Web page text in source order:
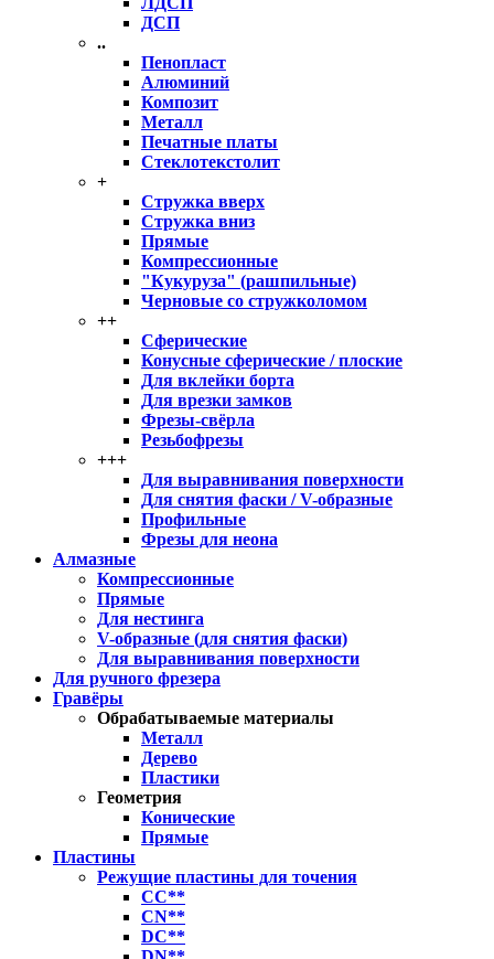
ДСП
..
Пенопласт
Алюминий
Композит
Металл
Печатные платы
Стеклотекстолит
+
Стружка вверх
Стружка вниз
Прямые
Компрессионные
"Кукуруза" (рашпильные)
Черновые со стружколомом
++
Сферические
Конусные сферические / плоские
Для вклейки борта
Для врезки замков
Фрезы-свёрла
Резьбофрезы
+++
Для выравнивания поверхности
Для снятия фаски / V-образные
Профильные
Фрезы для неона
Алмазные
Компрессионные
Прямые
Для нестинга
V-образные (для снятия фаски)
Для выравнивания поверхности
Для ручного фрезера
Гравёры
Обрабатываемые материалы
Металл
Дерево
Пластики
Геометрия
Конические
Прямые
Пластины
Режущие пластины для точения
CC**
CN**
DC**